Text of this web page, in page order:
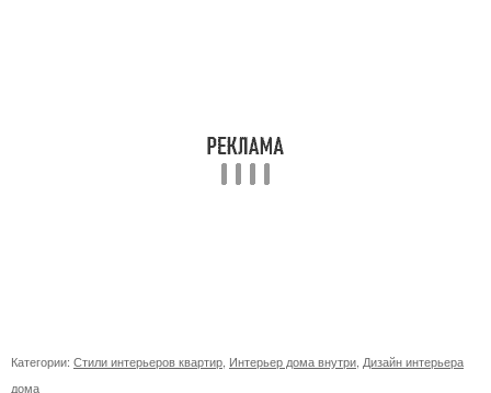
Категории: Стили интерьеров квартир Интерьер дома внутри Дизайн интерьера
дома